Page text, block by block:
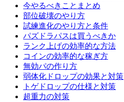
今やるべきことまとめ
部位破壊のやり方
試練進化のやり方と条件
パズドラパスは買うべきか
ランク上げの効率的な方法
コインの効率的な稼ぎ方
無効パの作り方
弱体化ドロップの効果と対策
トゲドロップの仕様と対策
超重力の対策